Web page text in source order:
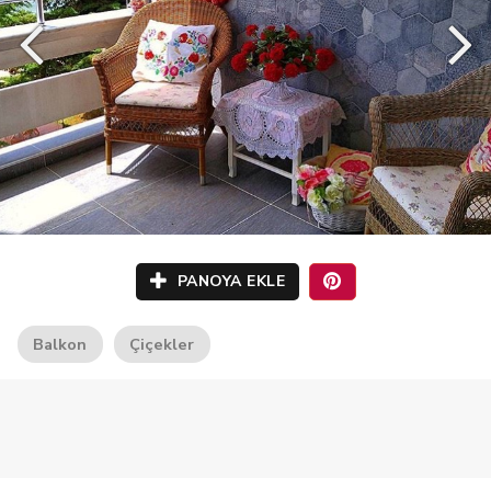
PANOYA EKLE
Balkon Çiçekler